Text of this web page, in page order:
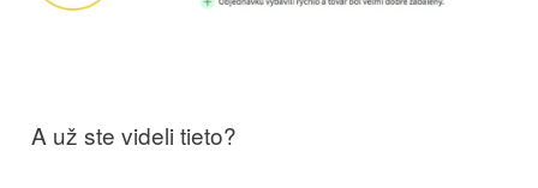
A už ste videli tieto?